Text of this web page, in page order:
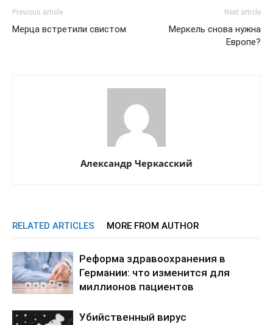
Previous article
Мерца встретили свистом
Next article
Меркель снова нужна
Европе?
Александр Черкасский
RELATED ARTICLES MORE FROM AUTHOR
Реформа здравоохранения в
Германии: что изменится для
миллионов пациентов
Убийственный вирус